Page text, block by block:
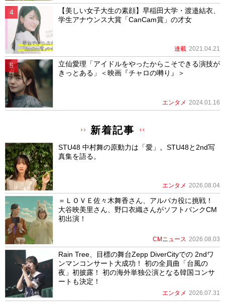
【美しい女子大生の素顔】早稲田大学・渡邉結衣、
学生アナウンス大賞「CanCam賞」の才女
連載 2021.04.21
立仙愛理「アイドルをやったからこそできる演技が
きっとある」＜映画『チャロの囀り』＞
エンタメ 2024.01.16
新着記事
STU48 中村舞の原動力は「愛」。STU48と2nd写
真集を語る。
エンタメ 2026.08.04
＝ＬＯＶＥ佐々木舞香さん、アルパカ役に挑戦！
大谷映美里さん、野口衣織さんがソフトバンクCM
初出演！
CMニュース 2026.08.03
Rain Tree、目標の舞台Zepp DiverCityでの 2ndワ
ンマンコンサート大成功！ 初の全員曲「台風の
夜」初披露！ 初の海外単独公演となる韓国コンサ
ートも決定！
エンタメ 2026.07.31